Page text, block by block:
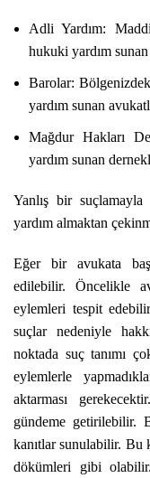
Adli Yardım:
hukuki yardım
Barolar:
yardım sunan
Mağdur Hakları
yardım sunan
Yanlış bir suçlamayla
yardım almaktan
Eğer bir avukata
edilebilir. Öncelikle
eylemleri tespit
suçlar nedeniyle
noktada suç tanımı
eylemlerle
aktarması
gündeme getirilebilir.
kanıtlar sunulabilir. Bu
dökümleri gibi